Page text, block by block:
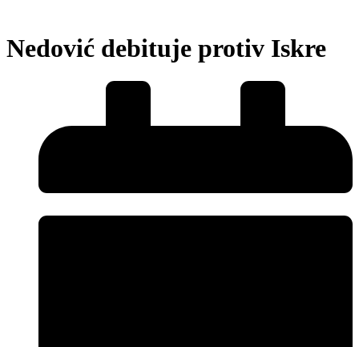
Nedović debituje protiv Iskre